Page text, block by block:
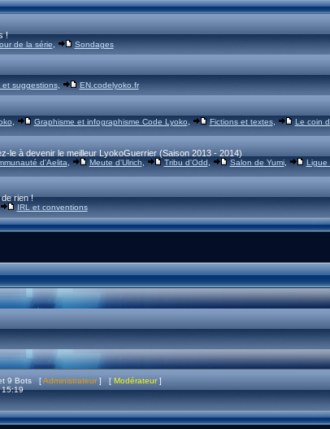
!
de la série, Sondages
et suggestions, EN.codelyoko.fr
, Graphisme et infographisme Code Lyoko, Fictions et textes, Le coin
le à devenir le meilleur LyokoGuerrier (Saison 2013 - 2014)
d'Aelita Meute d'Ulrich Tribu d'Odd Salon de Yumi, Ligue
rien !
IRL et conventions
et 9 Bots [Administrateur] [ Modérateur]